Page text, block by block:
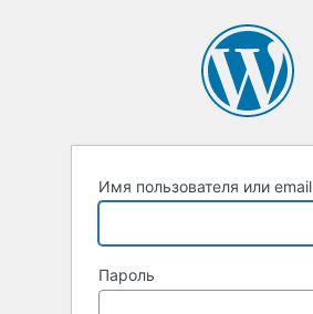
Имя пользователя или email
Пароль